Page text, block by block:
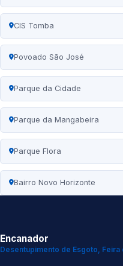
CIS Tomba
Povoado São José
Parque da Cidade
Parque da Mangabeira
Parque Flora
Bairro Novo Horizonte
Encanador
Desentupimento de Esgoto, Feira